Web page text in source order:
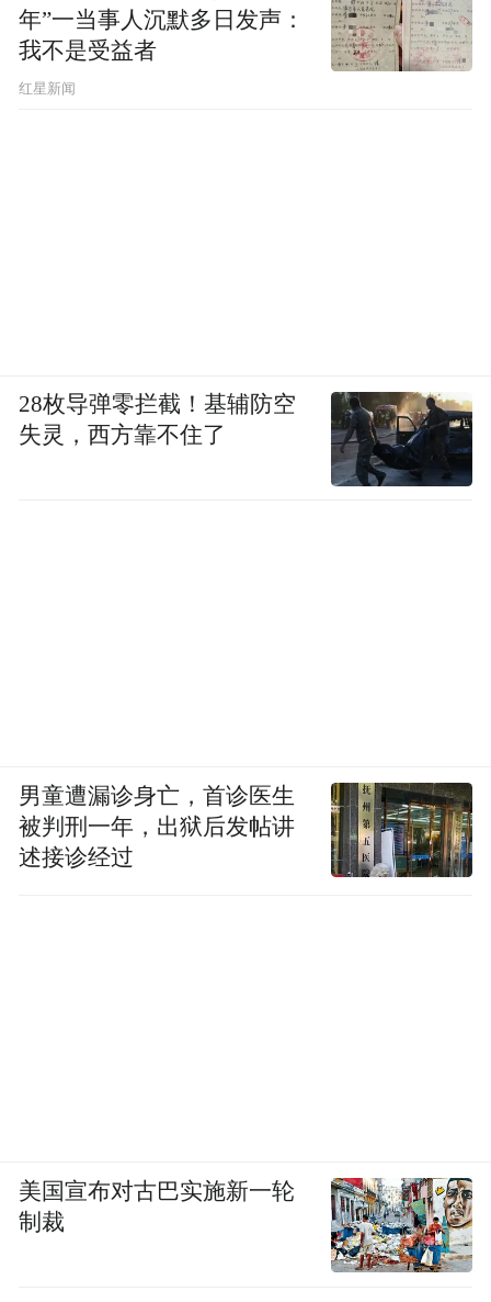
年”一当事人沉默多日发声：
我不是受益者
红星新闻
28枚导弹零拦截！基辅防空
失灵，西方靠不住了
男童遭漏诊身亡，首诊医生
被判刑一年，出狱后发帖讲
述接诊经过
美国宣布对古巴实施新一轮
制裁